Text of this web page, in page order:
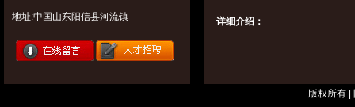
详细介绍：
地址:中国山东阳信县河流镇
版权所有 |